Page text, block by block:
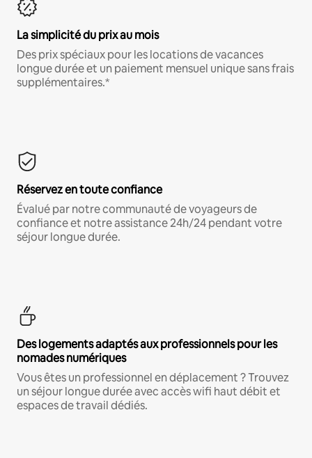
La simplicité du prix au mois
Des prix spéciaux pour les locations de vacances
longue durée et un paiement mensuel unique sans frais
supplémentaires.*
Réservez en toute confiance
Évalué par notre communauté de voyageurs de
confiance et notre assistance 24h/24 pendant votre
séjour longue durée.
Des logements adaptés aux professionnels pour les
nomades numériques
Vous êtes un professionnel en déplacement ? Trouvez
un séjour longue durée avec accès wifi haut débit et
espaces de travail dédiés.